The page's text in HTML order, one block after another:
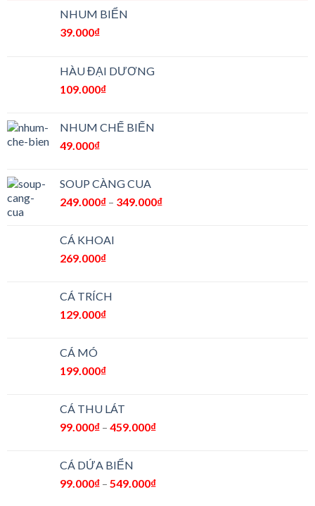
NHUM BIỂN
39.000₫
HÀU ĐẠI DƯƠNG
109.000₫
NHUM CHẾ BIẾN
49.000₫
SOUP CÀNG CUA
249.000₫ – 349.000₫
CÁ KHOAI
269.000₫
CÁ TRÍCH
129.000₫
CÁ MÓ
199.000₫
CÁ THU LÁT
99.000₫ – 459.000₫
CÁ DỨA BIỂN
99.000₫ – 549.000₫